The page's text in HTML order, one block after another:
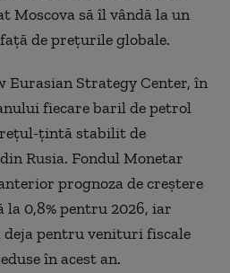
Moscova să îl vândă la un
de prețurile globale.
Eurasian Strategy Center, în
fiecare baril de petrol
țintă stabilit de
Rusia. Fondul Monetar
prognoza de creștere
0,8% pentru 2026, iar
pentru venituri fiscale
în acest an.